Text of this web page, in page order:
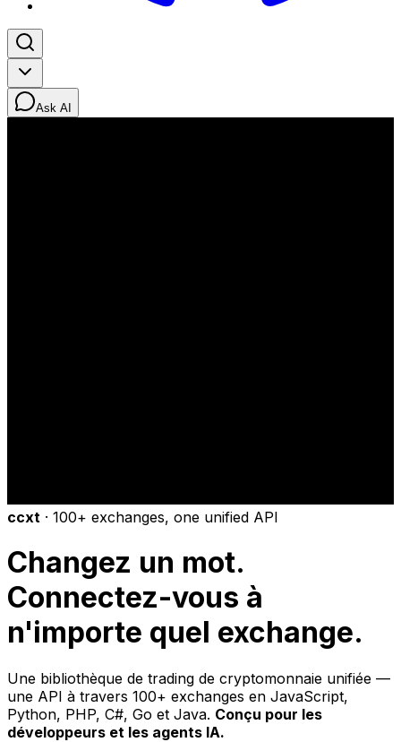
Ask AI
ccxt · 100+ exchanges, one unified API
Changez un mot.
Connectez-vous à
n'importe quel exchange.
Une bibliothèque de trading de cryptomonnaie unifiée —
une API à travers 100+ exchanges en JavaScript,
Python, PHP, C#, Go et Java. Conçu pour les
développeurs et les agents IA.